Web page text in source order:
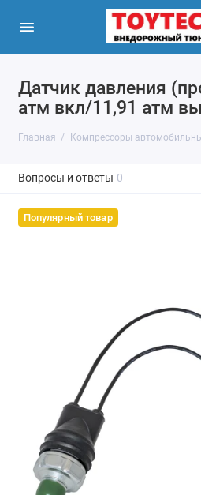
Датчик давления
атм вкл/11,91 атм
Главная Компрессоры
Вопросы и ответы 0
Популярный товар